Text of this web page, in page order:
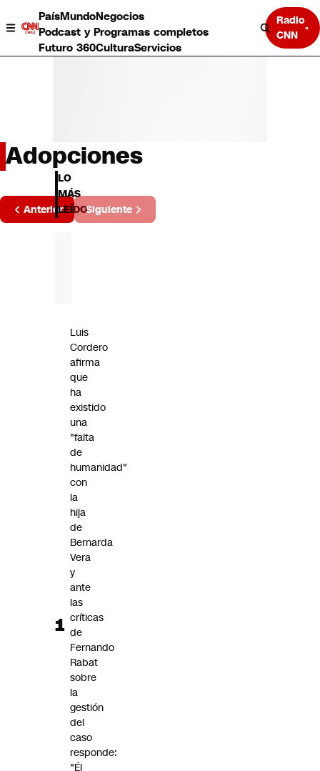
PaísMundoNegocios
Podcast y Programas completos
Futuro 360CulturaServicios
Radio
CNN
Negocios
Deportes
Adopciones
Página
2 de 1
Anterior Siguiente
LO
MÁS
LEÍDO
Luis
Cordero
afirma
que
ha
existido
una
"falta
de
humanidad"
con
la
hija
de
Bernarda
Vera
y
ante
las
críticas
de
Fernando
Rabat
sobre
la
gestión
del
caso
responde:
"Él